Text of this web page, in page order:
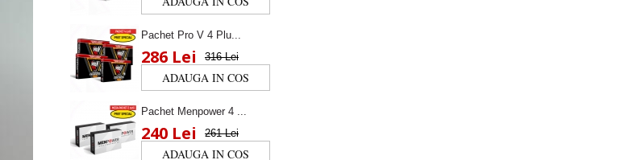
Pachet Pro V 4 Plu...
286 Lei 316 Lei
Pachet Menpower 4 ...
240 Lei 261 Lei